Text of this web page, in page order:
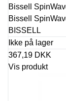
Bissell
Bissell
BISSELL
Ikke på lager
367,19 DKK
Vis produkt